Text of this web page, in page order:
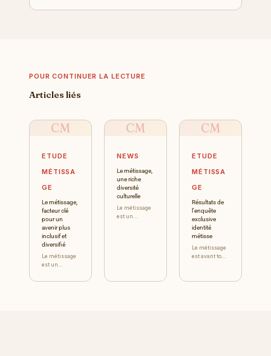
POUR CONTINUER LA LECTURE
Articles liés
CM
ETUDE
MÉTISSA
GE
Le métissage,
facteur clé
pour un
avenir plus
inclusif et
diversifié
Le métissage
est un
qui existe
CM
NEWS
Le métissage,
une riche
diversité
culturelle
Le métissage
est un
CM
ETUDE
MÉTISSA
GE
Résultats de
l’enquête
exclusive
identité
métisse
Le métissage
est avant tout
échantillon